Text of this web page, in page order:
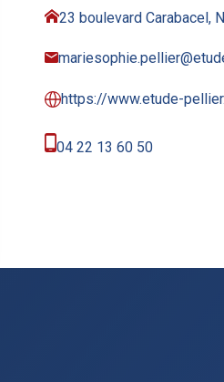
23 boulevard Carabacel,
https://www.etude-
04 22 13 60 50